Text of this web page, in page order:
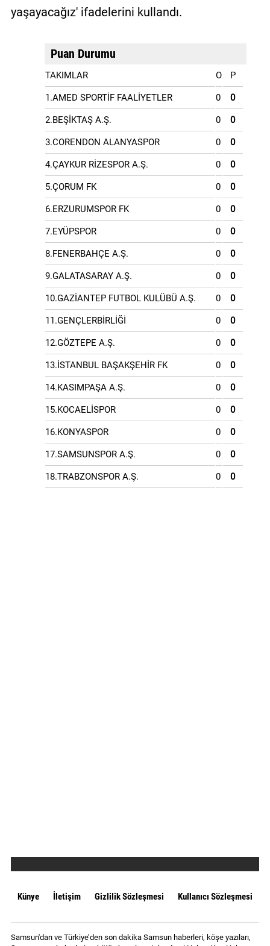
yaşayacağız' ifadelerini kullandı.
Puan Durumu
TAKIMLAR O P
1.AMED SPORTİF FAALİYETLER 0 0
2.BEŞİKTAŞ A.Ş. 0 0
3.CORENDON ALANYASPOR 0 0
4.ÇAYKUR RİZESPOR A.Ş. 0 0
5.ÇORUM FK 0 0
6.ERZURUMSPOR FK 0 0
7.EYÜPSPOR 0 0
8.FENERBAHÇE A.Ş. 0 0
9.GALATASARAY A.Ş. 0 0
10.GAZİANTEP FUTBOL KULÜBÜ A.Ş. 0 0
11.GENÇLERBİRLİĞİ 0 0
12.GÖZTEPE A.Ş. 0 0
13.İSTANBUL BAŞAKŞEHİR FK 0 0
14.KASIMPAŞA A.Ş. 0 0
15.KOCAELİSPOR 0 0
16.KONYASPOR 0 0
17.SAMSUNSPOR A.Ş. 0 0
18.TRABZONSPOR A.Ş. 0 0
Künye İletişim Gizlilik Sözleşmesi Kullanıcı Sözleşmesi
Samsun'dan ve Türkiye’den son dakika Samsun haberleri, köşe yazıları,